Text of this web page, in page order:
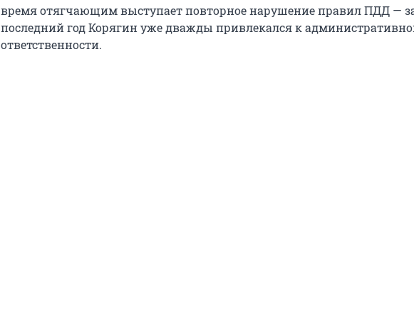
время отягчающим выступает повторное нарушение правил ПДД —
последний год Корягин уже дважды привлекался к
ответственности.